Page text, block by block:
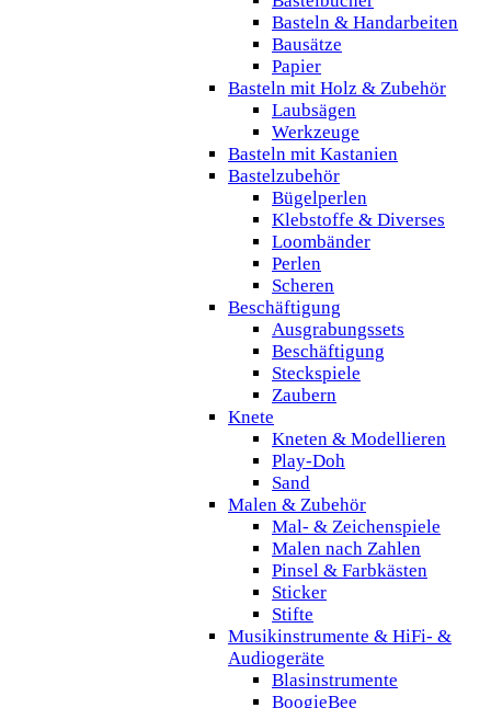
Basteln & Handarbeiten
Bausätze
Papier
Basteln mit Holz & Zubehör
Laubsägen
Werkzeuge
Basteln mit Kastanien
Bastelzubehör
Bügelperlen
Klebstoffe & Diverses
Loombänder
Perlen
Scheren
Beschäftigung
Ausgrabungssets
Beschäftigung
Steckspiele
Zaubern
Knete
Kneten & Modellieren
Play-Doh
Sand
Malen & Zubehör
Mal- & Zeichenspiele
Malen nach Zahlen
Pinsel & Farbkästen
Sticker
Stifte
Musikinstrumente & HiFi- &
Audiogeräte
Blasinstrumente
BoogieBee